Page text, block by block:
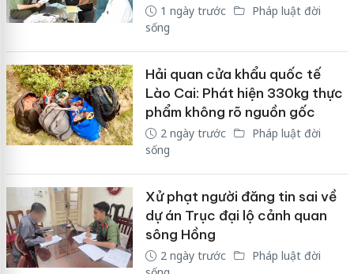
1 ngày trước
Pháp luật đời
sống
Hải quan cửa khẩu quốc tế
Lào Cai: Phát hiện 330kg thực
phẩm không rõ nguồn gốc
2 ngày trước
Pháp luật đời
sống
Xử phạt người đăng tin sai về
dự án Trục đại lộ cảnh quan
sông Hồng
2 ngày trước
Pháp luật đời